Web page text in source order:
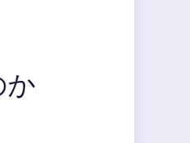
か